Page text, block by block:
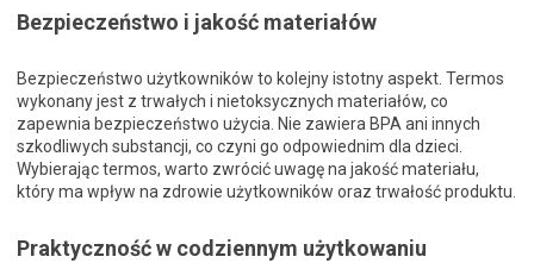
Bezpieczeństwo i jakość materiałów
Bezpieczeństwo użytkowników to kolejny istotny aspekt. Termos
wykonany jest z trwałych i nietoksycznych materiałów, co
zapewnia bezpieczeństwo użycia. Nie zawiera BPA ani innych
szkodliwych substancji, co czyni go odpowiednim dla dzieci.
Wybierając termos, warto zwrócić uwagę na jakość materiału,
który ma wpływ na zdrowie użytkowników oraz trwałość produktu.
Praktyczność w codziennym użytkowaniu